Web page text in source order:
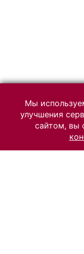
Мы
улучшения
сайтом, вы